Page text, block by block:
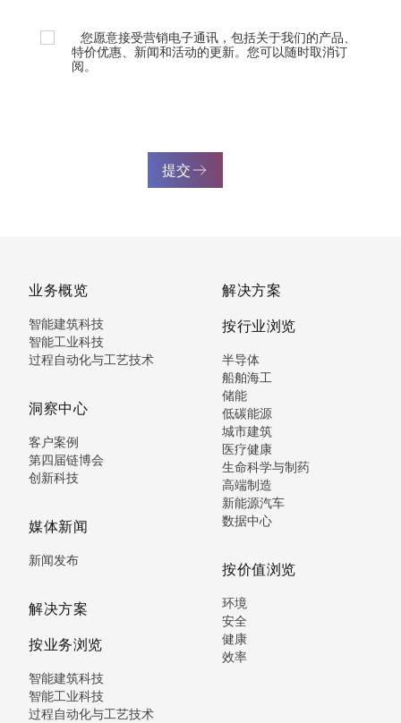
您愿意接受营销电子通讯，包括关于我们的产品、
特价优惠、新闻和活动的更新。您可以随时取消订
阅。
提交
业务概览
智能建筑科技
智能工业科技
过程自动化与工艺技术
洞察中心
客户案例
第四届链博会
创新科技
媒体新闻
新闻发布
解决方案
按业务浏览
智能建筑科技
智能工业科技
过程自动化与工艺技术
解决方案
按行业浏览
半导体
船舶海工
储能
低碳能源
城市建筑
医疗健康
生命科学与制药
高端制造
新能源汽车
数据中心
按价值浏览
环境
安全
健康
效率